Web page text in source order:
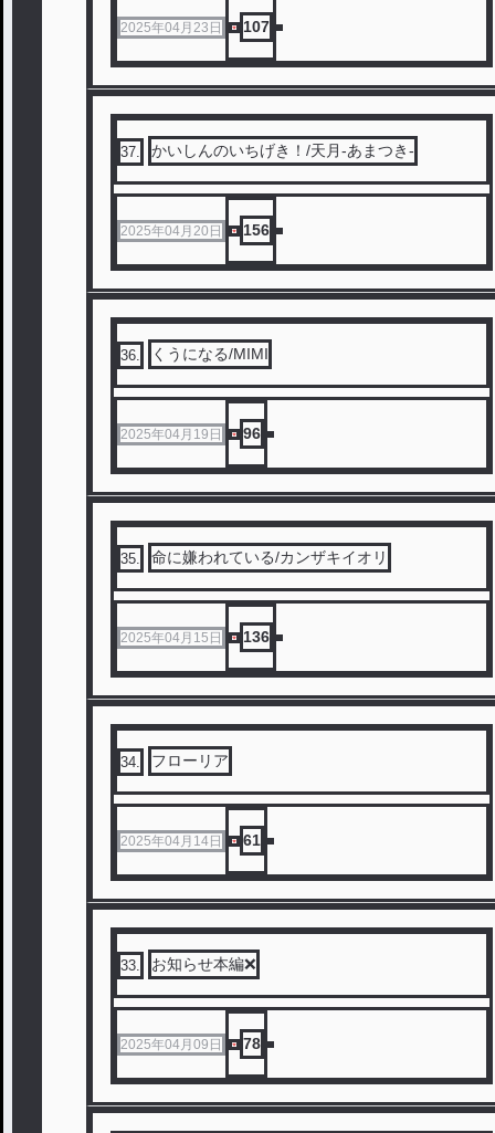
2025年04月23日 107
37. かいしんのいちげき！/天月-あまつき-
2025年04月20日 156
36. くうになる/MIMI
2025年04月19日 96
35. 命に嫌われている/カンザキイオリ
2025年04月15日 136
34. フローリア
2025年04月14日 61
33. お知らせ本編❌
2025年04月09日 78